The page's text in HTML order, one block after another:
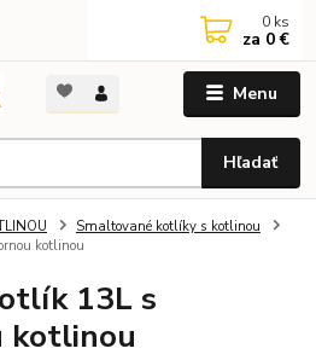
Menu
Hľadať
0 ks
za 0 €
Smaltované kotlíky s kotlinou
kotlinou
13L s
kotlinou